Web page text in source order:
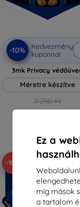
Ez a
míg mások
a tartalom
-10%
Kedvezmény
kuponnal
3mk Privacy
Méretre készítve
7 290 Ft
6 561 Ft
-10%